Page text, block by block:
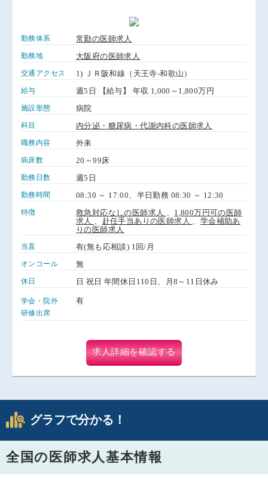
勤務体系 常勤の医師求人
勤務地 大阪府の医師求人
交通アクセス 1) ＪＲ阪和線（天王寺-和歌山）
給与 週5日 【給与】 年収 1,000～1,800万円
施設形態 病院
科目 内分泌・糖尿病・代謝内科の医師求人
職務内容 外来
病床数 20～99床
勤務日数 週5日
勤務時間 08:30 ～ 17:00、半日勤務 08:30 ～ 12:30
特徴 救急対応なしの医師求人
1,800万円可の医師
求人
赴任手当ありの医師求人
学会補助あ
りの医師求人
当直 有(無も応相談) 1回/月
オンコール 無
休日 日 祝日 年間休日110日、月8～11日休み
学会・院外
研修出席
有
求人詳細を確認する
グラフで分かる！
全国の医師求人基本情報